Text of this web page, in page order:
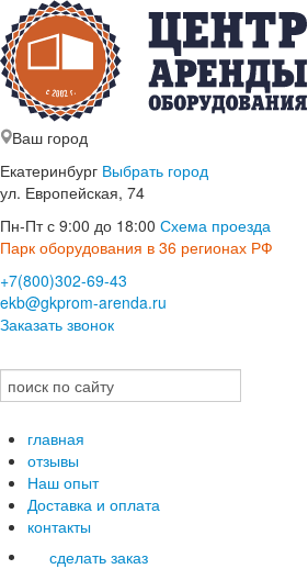
Ваш город
Екатеринбург Выбрать город
ул. Европейская, 74
Пн-Пт с 9:00 до 18:00 Схема проезда
Парк оборудования в 36 регионах РФ
+7(800)302-69-43
ekb@gkprom-arenda.ru
Заказать звонок
главная
отзывы
Наш опыт
Доставка и оплата
контакты
сделать заказ